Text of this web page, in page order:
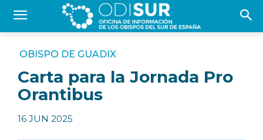
OBISPO DE GUADIX
Carta para la Jornada Pro
Orantibus
16 JUN 2025